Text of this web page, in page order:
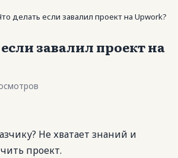
делать если завалил проект на Upwork?
завалил проект на
Не хватает знаний и
проект.